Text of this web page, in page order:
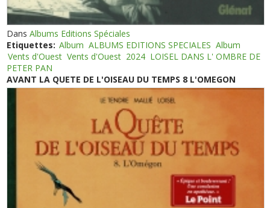
DansAlbums Editions Spéciales
Etiquettes: Album ALBUMS EDITIONS SPECIALES Album
Vents d'Ouest Vents d'Ouest 2024 LOISEL DANS L' OMBRE DE
PETER PAN
AVANT LA QUETE DE L'OISEAU DU TEMPS 8 L'OMEGON